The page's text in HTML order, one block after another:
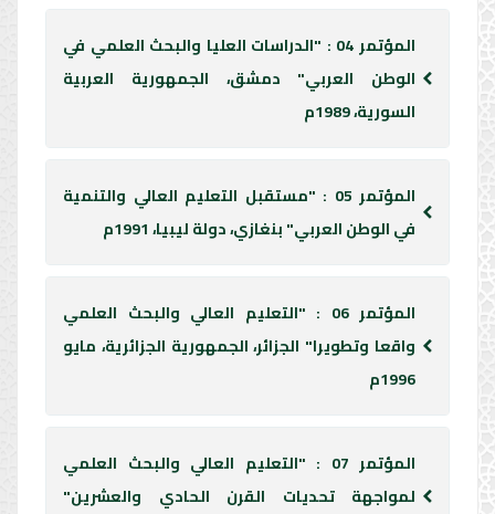
المؤتمر 04 : "الدراسات العليا والبحث العلمي في
الوطن العربي" دمشق، الجمهورية العربية
السورية، 1989م
المؤتمر 05 : "مستقبل التعليم العالي والتنمية
في الوطن العربي" بنغازي، دولة ليبيا، 1991م
المؤتمر 06 : "التعليم العالي والبحث العلمي
واقعا وتطويرا" الجزائر، الجمهورية الجزائرية، مايو
1996م
المؤتمر 07 : "التعليم العالي والبحث العلمي
لمواجهة تحديات القرن الحادي والعشرين"